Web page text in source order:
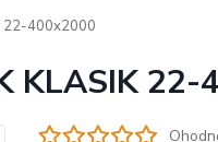
22-400x2000
KLASIK 22-